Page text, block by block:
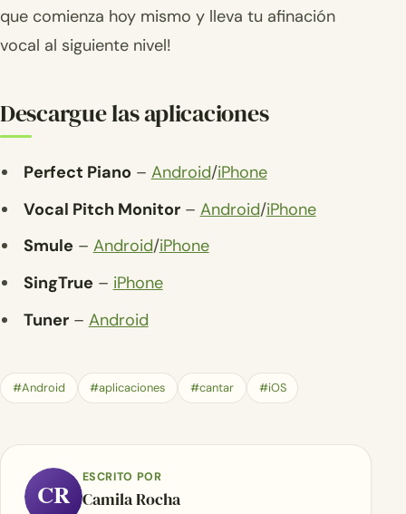
que comienza hoy mismo y lleva tu afinación
vocal al siguiente nivel!
Descargue las aplicaciones
Perfect Piano – Android/iPhone
Vocal Pitch Monitor– Android/iPhone
Smule – Android/iPhone
SingTrue – iPhone
Tuner– Android
#Android #aplicaciones #cantar #iOS
CR
ESCRITO POR
Camila Rocha